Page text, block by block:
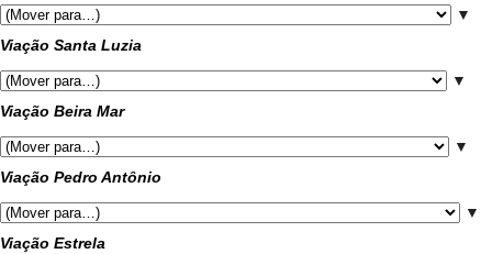
▼
Viação Santa Luzia
▼
Viação Beira Mar
▼
Viação Pedro Antônio
▼
Viação Estrela